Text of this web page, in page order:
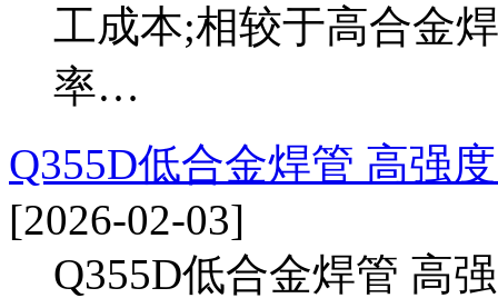
工成本;相较于高合金
率…
Q355D低合金焊管 高强
[2026-02-03]
Q355D低合金焊管 高